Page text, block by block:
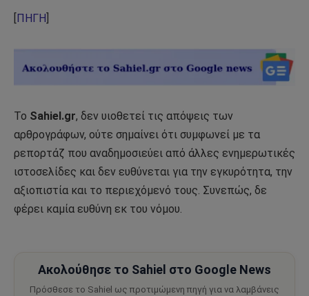
ΠΗΓΗ
Το Sahiel.gr, δεν υιοθετεί τις απόψεις των
αρθρογράφων, ούτε σημαίνει ότι συμφωνεί με τα
ρεπορτάζ που αναδημοσιεύει από άλλες ενημερωτικές
ιστοσελίδες και δεν ευθύνεται για την εγκυρότητα, την
αξιοπιστία και το περιεχόμενό τους. Συνεπώς, δε
φέρει καμία ευθύνη εκ του νόμου.
Ακολούθησε το Sahiel στο Google News
Πρόσθεσε το Sahiel ως προτιμώμενη πηγή για να λαμβάνεις